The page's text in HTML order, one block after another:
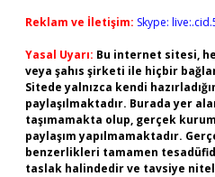
Reklam ve İletişim: Skype:
Yasal Uyarı: Bu internet sitesi,
veya şahıs şirketi ile hiçbir
Sitede yalnızca kendi
paylaşılmaktadır. Burada yer
taşımamakta olup, gerçek
paylaşım yapılmamaktadır.
benzerlikleri tamamen
taslak halindedir ve tavsiye